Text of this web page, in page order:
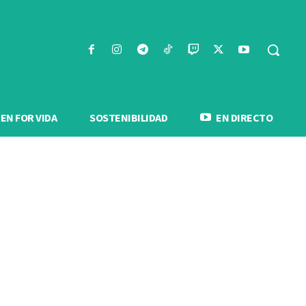
FOR VIDA SOSTENIBILIDAD EN DIRECTO